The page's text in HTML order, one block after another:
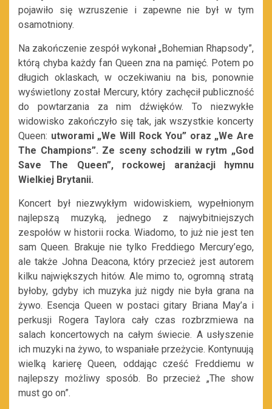
pojawiło się wzruszenie i zapewne nie był w tym
osamotniony.
Na zakończenie zespół wykonał „Bohemian Rhapsody”,
którą chyba każdy fan Queen zna na pamięć. Potem po
długich oklaskach, w oczekiwaniu na bis, ponownie
wyświetlony został Mercury, który zachęcił publiczność
do powtarzania za nim dźwięków. To niezwykłe
widowisko zakończyło się tak, jak wszystkie koncerty
Queen: utworami „We Will Rock You” oraz „We Are
The Champions”. Ze sceny schodzili w rytm „God
Save The Queen”, rockowej aranżacji hymnu
Wielkiej Brytanii.
Koncert był niezwykłym widowiskiem, wypełnionym
najlepszą muzyką, jednego z najwybitniejszych
zespołów w historii rocka. Wiadomo, to już nie jest ten
sam Queen. Brakuje nie tylko Freddiego Mercury’ego,
ale także Johna Deacona, który przecież jest autorem
kilku największych hitów. Ale mimo to, ogromną stratą
byłoby, gdyby ich muzyka już nigdy nie była grana na
żywo. Esencja Queen w postaci gitary Briana May’a i
perkusji Rogera Taylora cały czas rozbrzmiewa na
salach koncertowych na całym świecie. A usłyszenie
ich muzyki na żywo, to wspaniałe przeżycie. Kontynuują
wielką karierę Queen, oddając cześć Freddiemu w
najlepszy możliwy sposób. Bo przecież „The show
must go on”.